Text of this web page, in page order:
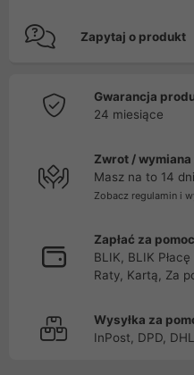
Zapytaj o produkt
Gwarancja
24 miesiące
Zwrot /
Masz na to 14
Zobacz regulamin i
Zapłać za
BLIK, BLIK
Raty, Kartą, Za
Wysyłka za
InPost, DPD, DHL